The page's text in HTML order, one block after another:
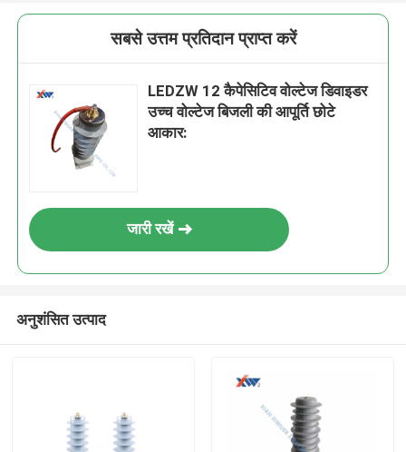
सबसे उत्तम प्रतिदान प्राप्त करें
LEDZW 12 कैपेसिटिव वोल्टेज डिवाइडर
उच्च वोल्टेज बिजली की आपूर्ति छोटे
आकार:
जारी रखें
अनुशंसित उत्पाद